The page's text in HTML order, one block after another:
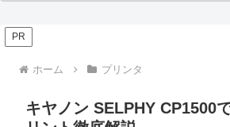
PR
ホーム プリンタ
キヤノン SELPHY CP1500